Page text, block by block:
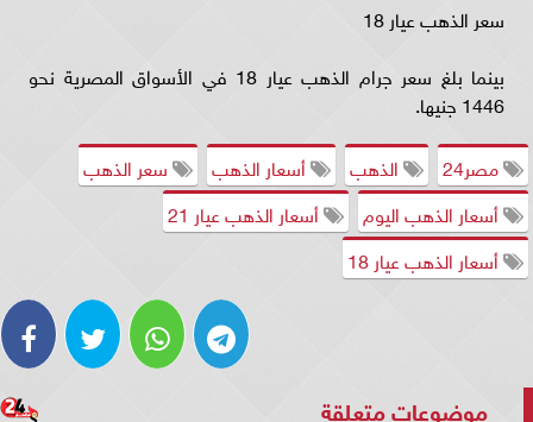
سعر الذهب عيار 18
بينما بلغ سعر جرام الذهب عيار 18 في الأسواق المصرية نحو
1446 جنيها.
مصر24
الذهب أسعار الذهب
سعر الذهب
أسعار الذهب اليوم
أسعار الذهب عيار 21
أسعار الذهب عيار 18
موضوعات متعلقة